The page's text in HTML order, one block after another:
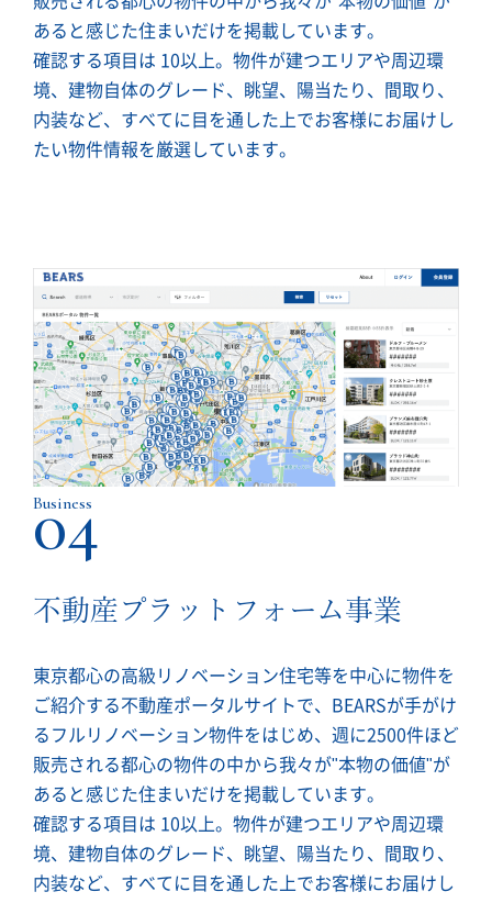
あると感じた住まいだけを掲載しています。
確認する項目は 10以上。物件が建つエリアや周辺環
境、建物自体のグレード、眺望、陽当たり、間取り、
内装など、すべてに目を通した上でお客様にお届けし
たい物件情報を厳選しています。
Business
04
不動産プラットフォーム事業
東京都心の高級リノベーション住宅等を中心に物件を
ご紹介する不動産ポータルサイトで、BEARSが手がけ
るフルリノベーション物件をはじめ、週に2500件ほど
販売される都心の物件の中から我々が"本物の価値"が
あると感じた住まいだけを掲載しています。
確認する項目は 10以上。物件が建つエリアや周辺環
境、建物自体のグレード、眺望、陽当たり、間取り、
内装など、すべてに目を通した上でお客様にお届けし